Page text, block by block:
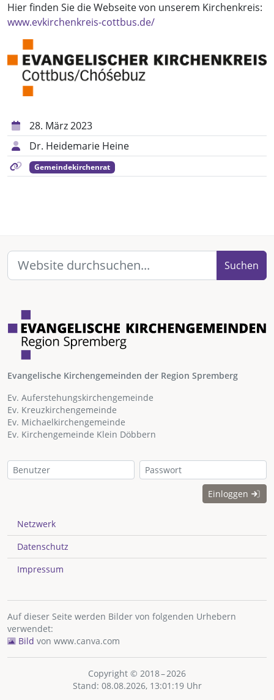
Hier finden Sie die Webseite von unserem Kirchenkreis:
www.evkirchenkreis-cottbus.de/
28. März 2023
Dr. Heidemarie Heine
Gemeindekirchenrat
Suchen
Evangelische Kirchengemeinden der Region Spremberg
Ev. Auferstehungskirchengemeinde
Ev. Kreuzkirchengemeinde
Ev. Michaelkirchengemeinde
Ev. Kirchengemeinde Klein Döbbern
Einloggen
Netzwerk
Datenschutz
Impressum
Auf dieser Seite werden Bilder von folgenden Urhebern
verwendet:
Bild von www.canva.com
Copyright © 2018 – 2026
Stand: 08.08.2026, 13:01:19 Uhr